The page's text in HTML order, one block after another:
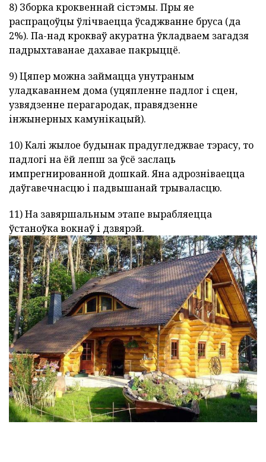
8) Зборка кроквеннай сістэмы. Пры яе
распрацоўцы ўлічваецца ўсаджванне бруса (да
2%). Па-над крокваў акуратна ўкладваем загадзя
падрыхтаванае дахавае пакрыццё.
9) Цяпер можна займацца унутраным
уладкаваннем дома (уцяпленне падлог і сцен,
узвядзенне перагародак, правядзенне
інжынерных камунікацый).
10) Калі жылое будынак прадугледжвае тэрасу, то
падлогі на ёй лепш за ўсё заслаць
импрегнированной дошкай. Яна адрозніваецца
даўгавечнасцю і падвышанай трываласцю.
11) На завяршальным этапе вырабляецца
ўстаноўка вокнаў і дзвярэй.